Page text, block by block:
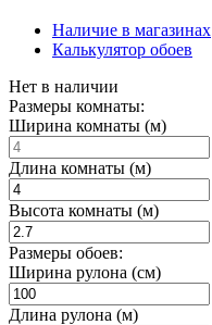
Наличие в магазинах
Калькулятор обоев
Нет в наличии
Размеры комнаты:
Ширина комнаты (м)
Длина комнаты (м)
Высота комнаты (м)
Размеры обоев:
Ширина рулона (см)
Длина рулона (м)